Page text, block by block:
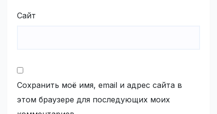
Сайт
Сохранить моё имя, email и адрес сайта в
этом браузере для последующих моих